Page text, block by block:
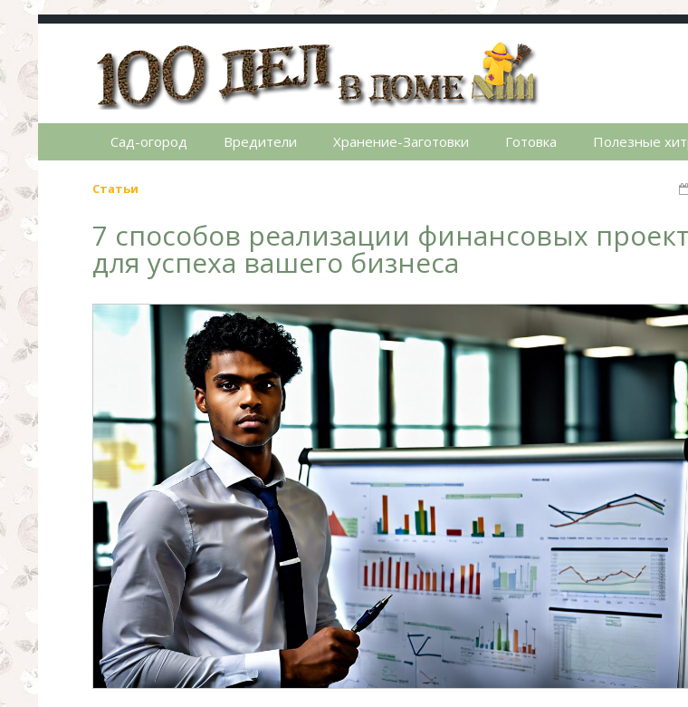
100 дел в доме
Полезные хитрости для легкой жизни в частном доме. Сад, огород, дела
Сад-огород Вредители Хранение-Заготовки Готовка Полезные
Статьи
7 способов реализации финансовых
для успеха вашего бизнеса